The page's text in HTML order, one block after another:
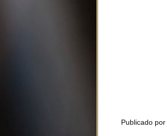
Publicado por